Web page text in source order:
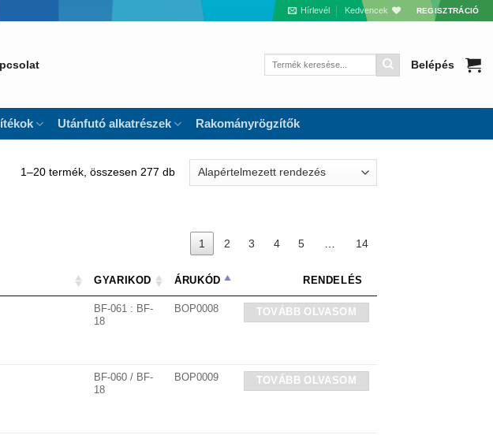
Hírlevél Kedvencek REGISZTRÁCIÓ
Keresés
Belépés
Utánfutó alkatrészek Rakományrögzítők
1–20 termék, összesen 277 db
1 2 3 4 5 14
GYARIKOD ÁRUKÓD RENDELÉS
BF-061 : BF-
18
BOP0008 TOVÁBB OLVASOM
BF-060 / BF-
18
BOP0009 TOVÁBB OLVASOM